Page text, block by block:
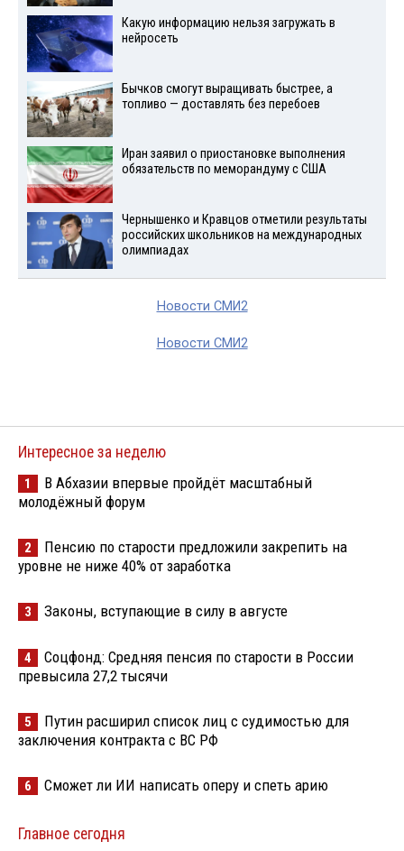
Какую информацию нельзя загружать в
нейросеть
Бычков смогут выращивать быстрее, а
топливо — доставлять без перебоев
Иран заявил о приостановке выполнения
обязательств по меморандуму с США
Чернышенко и Кравцов отметили результаты
российских школьников на международных
олимпиадах
Новости СМИ2
Новости СМИ2
Интересное за неделю
1
В Абхазии впервые пройдёт масштабный
молодёжный форум
2
Пенсию по старости предложили закрепить на
уровне не ниже 40% от заработка
3 Законы, вступающие в силу в августе
4
Соцфонд: Средняя пенсия по старости в России
превысила 27,2 тысячи
5
Путин расширил список лиц с судимостью для
заключения контракта с ВС РФ
6 Сможет ли ИИ написать оперу и спеть арию
Главное сегодня